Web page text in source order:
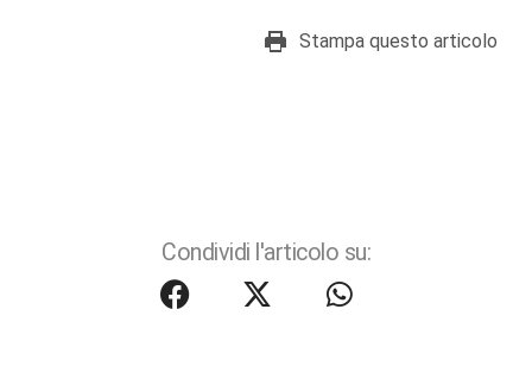
Stampa questo articolo
Condividi l'articolo su: